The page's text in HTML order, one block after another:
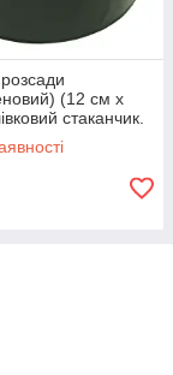
(12 см х
стаканчик.